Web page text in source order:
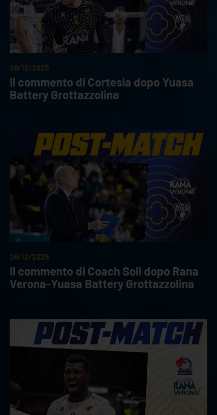
26/12/2025
Il commento di Cortesia dopo Yuasa
Battery Grottazzolina
26/12/2025
Il commento di Coach Soli dopo Rana
Verona-Yuasa Battery Grottazzolina